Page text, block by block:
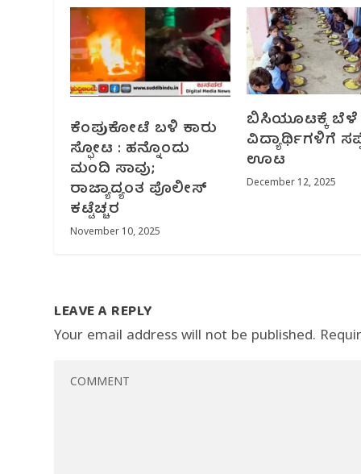
ಕೆಂಪುಕೋಟೆ ಬಳಿ ಕಾರು
ಸ್ಫೋಟ : ಹನ್ನೊಂದು
ಮಂದಿ ಸಾವು;
ರಾಜ್ಯಾದ್ಯಂತ ಪೊಲೀಸ್
ಕಟ್ಟೆಚ್ಚರ
November 10, 2025
ಬಿಸಿಯೂಟಕ್ಕೆ ಬೆಳೆ
ವಿದ್ಯಾರ್ಥಿಗಳಿಗೆ
ಊಟ
December 12, 2025
LEAVE A REPLY
Your email address will not be published.